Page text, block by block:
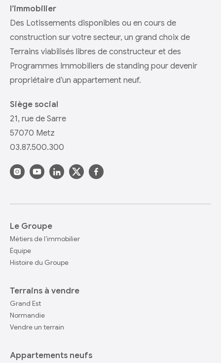
l’immobilier
Des Lotissements disponibles ou en cours de
construction sur votre secteur, un grand choix de
Terrains viabilisés libres de constructeur et des
Programmes Immobiliers de standing pour devenir
propriétaire d’un appartement neuf.
Siège social
21, rue de Sarre
57070 Metz
03.87.500.300
Le Groupe
Métiers de l’immobilier
Équipe
Histoire du Groupe
Terrains à vendre
Grand Est
Normandie
Vendre un terrain
Appartements neufs